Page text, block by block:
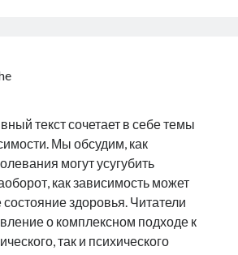
текст сочетает в себе темы
Мы обсудим, как
могут усугубить
как зависимость может
здоровья. Читатели
о комплексном подходе к
так и психического